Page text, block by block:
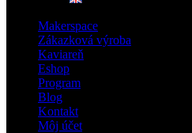
Makerspace
Zákazková výroba
Kaviareň
Eshop
Program
Blog
Kontakt
Môj účet